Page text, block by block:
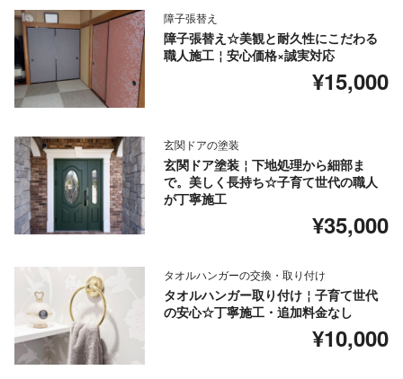
障子張替え
障子張替え☆美観と耐久性にこだわる
職人施工￤安心価格×誠実対応
¥15,000
玄関ドアの塗装
玄関ドア塗装￤下地処理から細部ま
で。美しく長持ち☆子育て世代の職人
が丁寧施工
¥35,000
タオルハンガーの交換・取り付け
タオルハンガー取り付け￤子育て世代
の安心☆丁寧施工・追加料金なし
¥10,000